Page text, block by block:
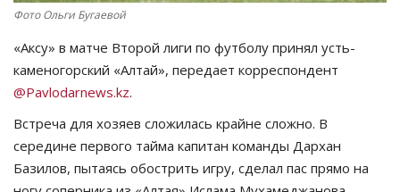
Язык
Қазақша Русский
Фото Ольги Бугаевой
«Аксу» в матче Второй лиги по футболу принял усть-
каменогорский «Алтай», передает корреспондент
@Pavlodarnews.kz.
Встреча для хозяев сложилась крайне сложно. В
середине первого тайма капитан команды Дархан
Базилов, пытаясь обострить игру, сделал пас прямо на